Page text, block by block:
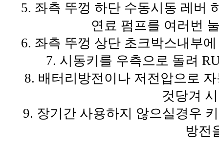
5. 좌측 뚜껑 하단 수동시동 레버
연료 펌프를 여러번
6. 좌측 뚜껑 상단 초크박스내부
7. 시동키를 우측으로 돌려
8. 배터리방전이나 저전압으로
것당겨
9. 장기간 사용하지 않으실경우
방전